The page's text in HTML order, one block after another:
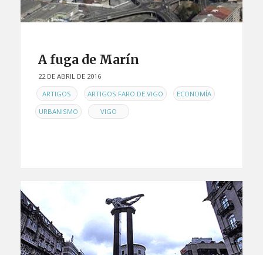
A fuga de Marín
22 DE ABRIL DE 2016
EN ARTIGOS , ARTIGOS FARO DE VIGO , ECONOMÍA ,
URBANISMO , VIGO